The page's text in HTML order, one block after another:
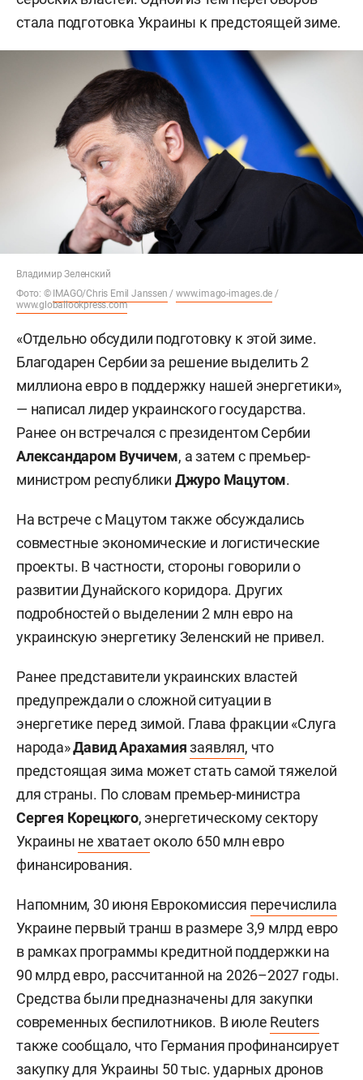
стала подготовка Украины к предстоящей зиме.
Владимир Зеленский
Фото: © IMAGO/Chris Emil Janssen /www.imago-images.de /
www.globallookpress.com
«Отдельно обсудили подготовку к этой зиме.
Благодарен Сербии за решение выделить 2
миллиона евро в поддержку нашей энергетики»,
— написал лидер украинского государства.
Ранее он встречался с президентом Сербии
Александаром Вучичем, а затем с премьер-
министром республики Джуро Мацутом.
На встрече с Мацутом также обсуждались
совместные экономические и логистические
проекты. В частности, стороны говорили о
развитии Дунайского коридора. Других
подробностей о выделении 2 млн евро на
украинскую энергетику Зеленский не привел.
Ранее представители украинских властей
предупреждали о сложной ситуации в
энергетике перед зимой. Глава фракции «Слуга
народа»Давид Арахамия заявлял, что
предстоящая зима может стать самой тяжелой
для страны. По словам премьер-министра
Сергея Корецкого, энергетическому сектору
Украины не хватаетоколо 650 млн евро
финансирования.
Напомним, 30 июня Еврокомиссия перечислила
Украине первый транш в размере 3,9 млрд евро
в рамках программы кредитной поддержки на
90 млрд евро, рассчитанной на 2026–2027 годы.
Средства были предназначены для закупки
современных беспилотников. В июле Reuters
также сообщало, что Германия профинансирует
закупку для Украины 50 тыс. ударных дронов